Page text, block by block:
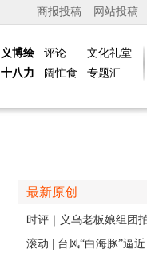
网站投稿
商报投稿
义博绘
十八力
评论
阔忙食
文化礼堂
专题汇
最新原创
时评｜义乌老板娘组团
现实中有了回响
滚动 | 台风“白海豚”逼